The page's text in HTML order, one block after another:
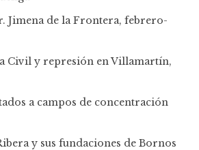
Jimena de la Frontera, febrero-
Civil y represión en Villamartín,
a campos de concentración
y sus fundaciones de Bornos